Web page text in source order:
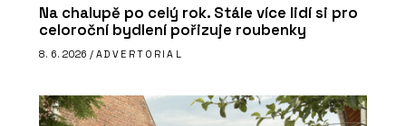
Na chalupě po celý rok. Stále více lidí si pro
celoroční bydlení pořizuje roubenky
8. 6. 2026 / ADVERTORIAL